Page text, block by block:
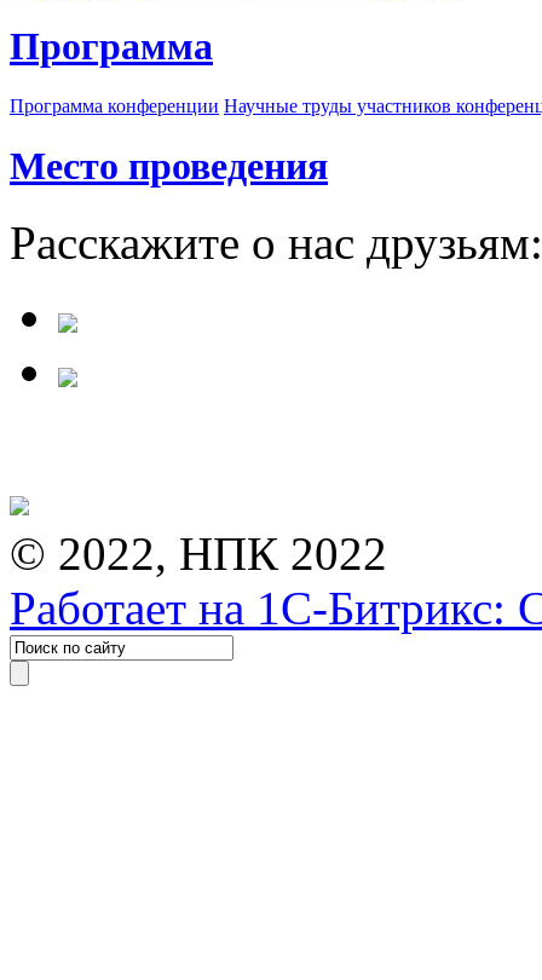
Программа
Программа конференции Научные труды участников
Место проведения
Расскажите о нас друзьям:
© 2022, НПК 2022
Работает на 1С-Битрикс: